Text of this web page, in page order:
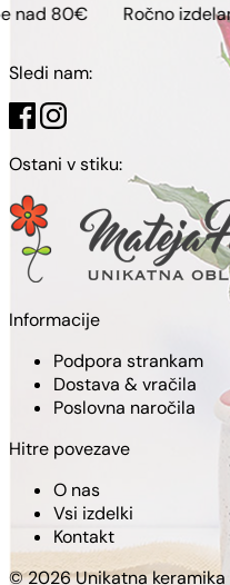
Ročno izdelano v Sloveniji
Sledi nam:
Ostani v stiku:
Informacije
Podpora strankam
Dostava & vračila
Poslovna naročila
Hitre povezave
O nas
Vsi izdelki
Kontakt
© 2026 Unikatna keramika